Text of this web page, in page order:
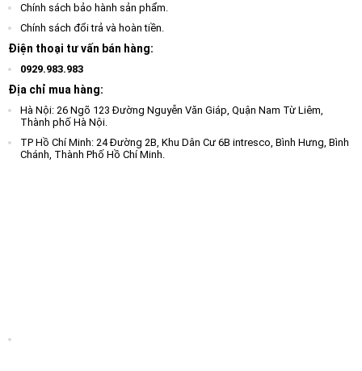
Chính sách bảo hành sản phẩm.
Chính sách đổi trả và hoàn tiền.
Điện thoại tư vấn bán hàng:
0929.983.983
Địa chỉ mua hàng:
Hà Nội: 26 Ngõ 123 Đường Nguyễn Văn Giáp, Quận Nam Từ Liêm,
Thành phố Hà Nội.
TP Hồ Chí Minh: 24 Đường 2B, Khu Dân Cư 6B intresco, Bình Hưng, Bình
Chánh, Thành Phố Hồ Chí Minh.